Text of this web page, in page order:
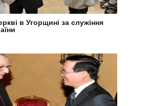
в Угорщині за служіння